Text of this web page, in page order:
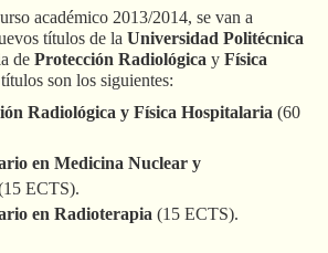
académico 2013/2014, se van a
títulos de la Universidad Politécnica
de Protección Radiológica y Física
son los siguientes:
Radiológica y Física Hospitalaria (60
en Medicina Nuclear y
ECTS).
en Radioterapia (15 ECTS).